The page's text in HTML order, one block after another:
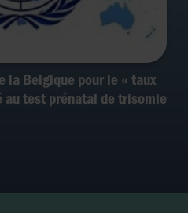
la Belgique pour le « taux
au test prénatal de trisomie